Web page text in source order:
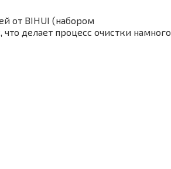
от BIHUI (набором
делает процесс очистки намного